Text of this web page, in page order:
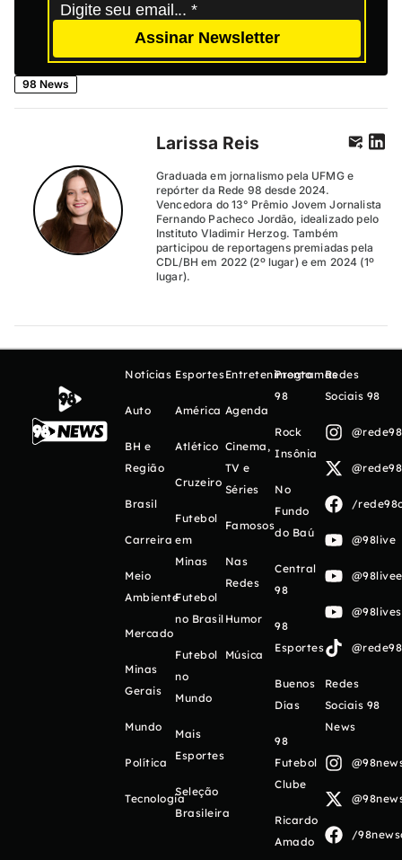
Assinar Newsletter
98 News
Larissa Reis
Graduada em jornalismo pela UFMG e
repórter da Rede 98 desde 2024.
Vencedora do 13° Prêmio Jovem Jornalista
Fernando Pacheco Jordão, idealizado pelo
Instituto Vladimir Herzog. Também
participou de reportagens premiadas pela
CDL/BH em 2022 (2º lugar) e em 2024 (1º
lugar).
Notícias
Auto
BH e
Região
Brasil
Carreira
Meio
Ambiente
Mercado
Minas
Gerais
Mundo
Política
Tecnologia
Esportes
América
Atlético
Cruzeiro
Futebol
em
Minas
Futebol
no Brasil
Futebol
no
Mundo
Mais
Esportes
Seleção
Brasileira
Entretenimento
Agenda
Cinema,
TV e
Séries
Famosos
Nas
Redes
Humor
Música
Programas
98
Rock
Insônia
No
Fundo
do Baú
Central
98
98
Esportes
Buenos
Días
98
Futebol
Clube
Ricardo
Amado
Redes
Sociais 98
/
@98live
Redes
Sociais 98
News
/